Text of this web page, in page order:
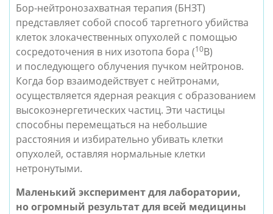
Бор-нейтронозахватная терапия (БНЗТ)
представляет собой способ таргетного убийства
клеток злокачественных опухолей с помощью
сосредоточения в них изотопа бора (10B)
и последующего облучения пучком нейтронов.
Когда бор взаимодействует с нейтронами,
осуществляется ядерная реакция с образованием
высокоэнергетических частиц. Эти частицы
способны перемещаться на небольшие
расстояния и избирательно убивать клетки
опухолей, оставляя нормальные клетки
нетронутыми.
Маленький эксперимент для лаборатории,
но огромный результат для всей медицины